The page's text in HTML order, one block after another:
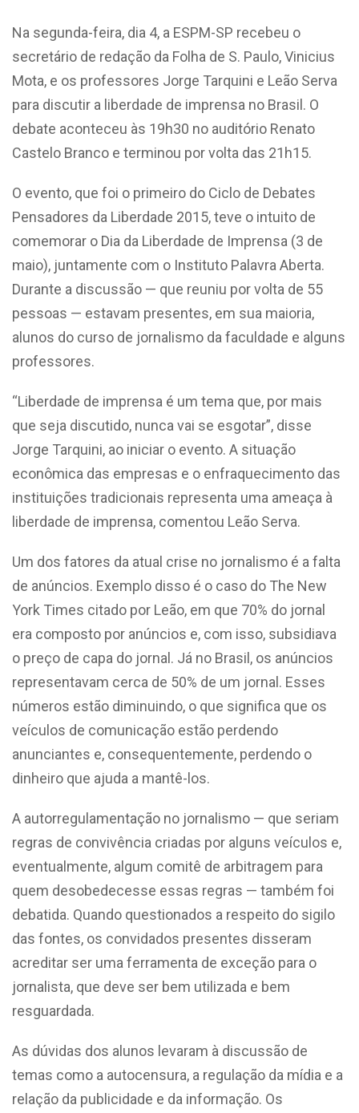
Na segunda-feira, dia 4, a ESPM-SP recebeu o
secretário de redação da Folha de S. Paulo, Vinicius
Mota, e os professores Jorge Tarquini e Leão Serva
para discutir a liberdade de imprensa no Brasil. O
debate aconteceu às 19h30 no auditório Renato
Castelo Branco e terminou por volta das 21h15.
O evento, que foi o primeiro do Ciclo de Debates
Pensadores da Liberdade 2015, teve o intuito de
comemorar o Dia da Liberdade de Imprensa (3 de
maio), juntamente com o Instituto Palavra Aberta.
Durante a discussão — que reuniu por volta de 55
pessoas — estavam presentes, em sua maioria,
alunos do curso de jornalismo da faculdade e alguns
professores.
“Liberdade de imprensa é um tema que, por mais
que seja discutido, nunca vai se esgotar”, disse
Jorge Tarquini, ao iniciar o evento. A situação
econômica das empresas e o enfraquecimento das
instituições tradicionais representa uma ameaça à
liberdade de imprensa, comentou Leão Serva.
Um dos fatores da atual crise no jornalismo é a falta
de anúncios. Exemplo disso é o caso do The New
York Times citado por Leão, em que 70% do jornal
era composto por anúncios e, com isso, subsidiava
o preço de capa do jornal. Já no Brasil, os anúncios
representavam cerca de 50% de um jornal. Esses
números estão diminuindo, o que significa que os
veículos de comunicação estão perdendo
anunciantes e, consequentemente, perdendo o
dinheiro que ajuda a mantê-los.
A autorregulamentação no jornalismo — que seriam
regras de convivência criadas por alguns veículos e,
eventualmente, algum comitê de arbitragem para
quem desobedecesse essas regras — também foi
debatida. Quando questionados a respeito do sigilo
das fontes, os convidados presentes disseram
acreditar ser uma ferramenta de exceção para o
jornalista, que deve ser bem utilizada e bem
resguardada.
As dúvidas dos alunos levaram à discussão de
temas como a autocensura, a regulação da mídia e a
relação da publicidade e da informação. Os